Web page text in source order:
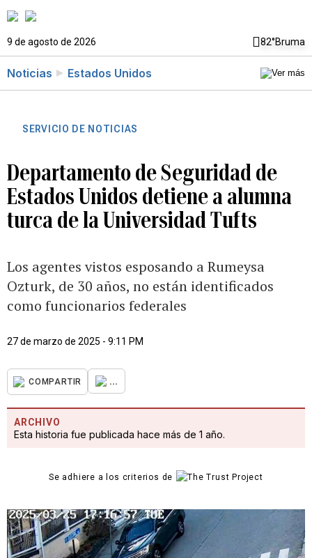
9 de agosto de 2026 82°Bruma
Noticias Estados Unidos
SERVICIO DE NOTICIAS
Departamento de Seguridad de
Estados Unidos detiene a alumna
turca de la Universidad Tufts
Los agentes vistos esposando a Rumeysa
Ozturk, de 30 años, no están identificados
como funcionarios federales
27 de marzo de 2025 - 9:11 PM
COMPARTIR ...
ARCHIVO
Esta historia fue publicada hace más de 1 año.
Se adhiere a los criterios de